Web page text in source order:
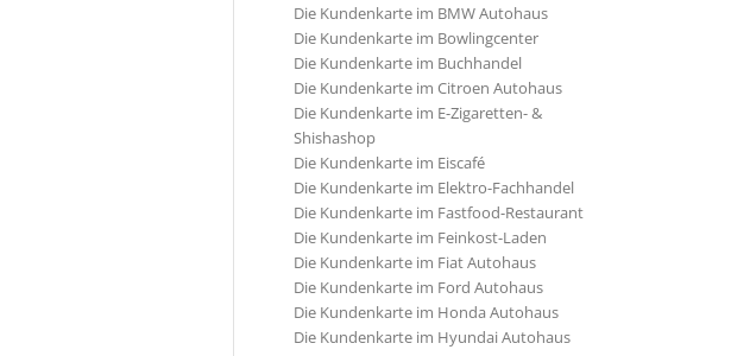
Die Kundenkarte im BMW Autohaus
Die Kundenkarte im Bowlingcenter
Die Kundenkarte im Buchhandel
Die Kundenkarte im Citroen Autohaus
Die Kundenkarte im E-Zigaretten- &
Shishashop
Die Kundenkarte im Eiscafé
Die Kundenkarte im Elektro-Fachhandel
Die Kundenkarte im Fastfood-Restaurant
Die Kundenkarte im Feinkost-Laden
Die Kundenkarte im Fiat Autohaus
Die Kundenkarte im Ford Autohaus
Die Kundenkarte im Honda Autohaus
Die Kundenkarte im Hyundai Autohaus